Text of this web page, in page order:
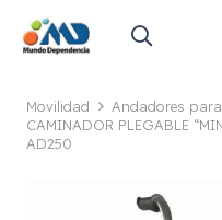
Movilidad
Andadores
CAMINADOR PLEGABLE
AD250